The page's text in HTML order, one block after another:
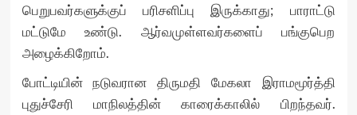
பெறுபவர்களுக்குப் பரிசளிப்பு இருக்காது; பாராட்டு
மட்டுமே உண்டு. ஆர்வமுள்ளவர்களைப் பங்குபெற
அழைக்கிறோம்.
போட்டியின் நடுவரான திருமதி மேகலா இராமமூர்த்தி
புதுச்சேரி மாநிலத்தின் காரைக்காலில் பிறந்தவர்.